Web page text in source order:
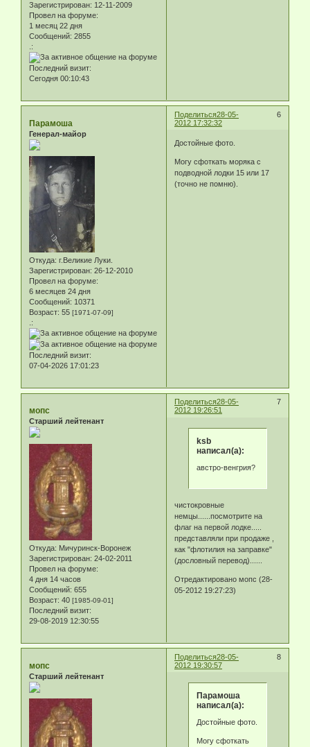
Зарегистрирован: 12-11-2009
Провел на форуме:
1 месяц 22 дня
Сообщений: 2855
.:
Последний визит:
Сегодня 00:10:43
Поделиться 6
28-05-
2012 17:32:32
Парамоша
Генерал-майор
Откуда: г.Великие Луки.
Зарегистрирован: 26-12-2010
Провел на форуме:
6 месяцев 24 дня
Сообщений: 10371
Возраст: 55 [1971-07-09]
.:
Последний визит:
07-04-2026 17:01:23
Достойные фото.
Могу сфоткать моряка с
подводной лодки 15 или 17
(точно не помню).
Поделиться 7
28-05-
2012 19:26:51
мопс
Старший лейтенант
Откуда: Мичуринск-Воронеж
Зарегистрирован: 24-02-2011
Провел на форуме:
4 дня 14 часов
Сообщений: 655
Возраст: 40 [1985-09-01]
Последний визит:
29-08-2019 12:30:55
ksb
написал(а):
австро-венгрия?
чистокровные
немцы......посмотрите на
флаг на первой лодке.....
представляли при продаже ,
как "флотилия на заправке"
(дословный перевод)......
Отредактировано мопс (28-
05-2012 19:27:23)
Поделиться 8
28-05-
2012 19:30:57
мопс
Старший лейтенант
Парамоша
написал(а):
Достойные фото.
Могу сфоткать